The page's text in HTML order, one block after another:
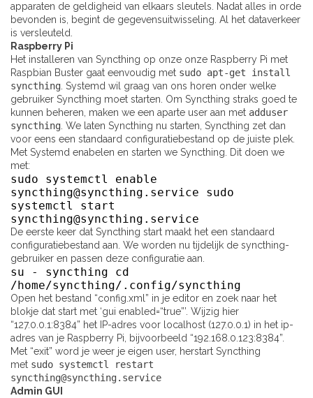
apparaten de geldigheid van elkaars sleutels. Nadat alles in orde
bevonden is, begint de gegevensuitwisseling. Al het dataverkeer
is versleuteld.
Raspberry Pi
Het installeren van Syncthing op onze onze Raspberry Pi met
Raspbian Buster gaat eenvoudig met sudo apt-get install
syncthing. Systemd wil graag van ons horen onder welke
gebruiker Syncthing moet starten. Om Syncthing straks goed te
kunnen beheren, maken we een aparte user aan met adduser
syncthing. We laten Syncthing nu starten, Syncthing zet dan
voor eens een standaard configuratiebestand op de juiste plek.
Met Systemd enabelen en starten we Syncthing. Dit doen we
met:
sudo systemctl enable
syncthing@syncthing.service sudo
systemctl start
syncthing@syncthing.service
De eerste keer dat Syncthing start maakt het een standaard
configuratiebestand aan. We worden nu tijdelijk de syncthing-
gebruiker en passen deze configuratie aan.
su - syncthing cd
/home/syncthing/.config/syncthing
Open het bestand “config.xml” in je editor en zoek naar het
blokje dat start met ‘gui enabled=“true”’. Wijzig hier
“127.0.0.1:8384” het IP-adres voor localhost (127.0.0.1) in het ip-
adres van je Raspberry Pi, bijvoorbeeld “192.168.0.123:8384”.
Met “exit” word je weer je eigen user, herstart Syncthing
met sudo systemctl restart
syncthing@syncthing.service
Admin GUI